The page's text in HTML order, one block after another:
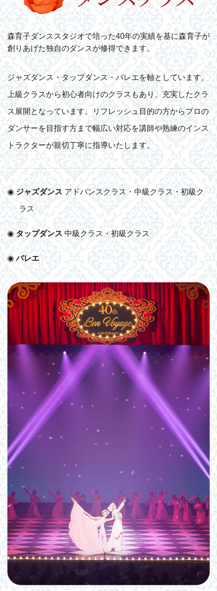
森育子ダンススタジオで培った40年の実績を基に森育子が
創りあげた独自のダンスが修得できます。
ジャズダンス・タップダンス・バレエを軸としています。
上級クラスから初心者向けのクラスもあり、充実したクラ
ス展開となっています。リフレッシュ目的の方からプロの
ダンサーを目指す方まで幅広い対応を講師や熟練のインス
トラクターが親切丁寧に指導いたします。
◉ジャズダンス アドバンスクラス・中級クラス・初級ク
ラス
◉タップダンス 中級クラス・初級クラス
◉バレエ